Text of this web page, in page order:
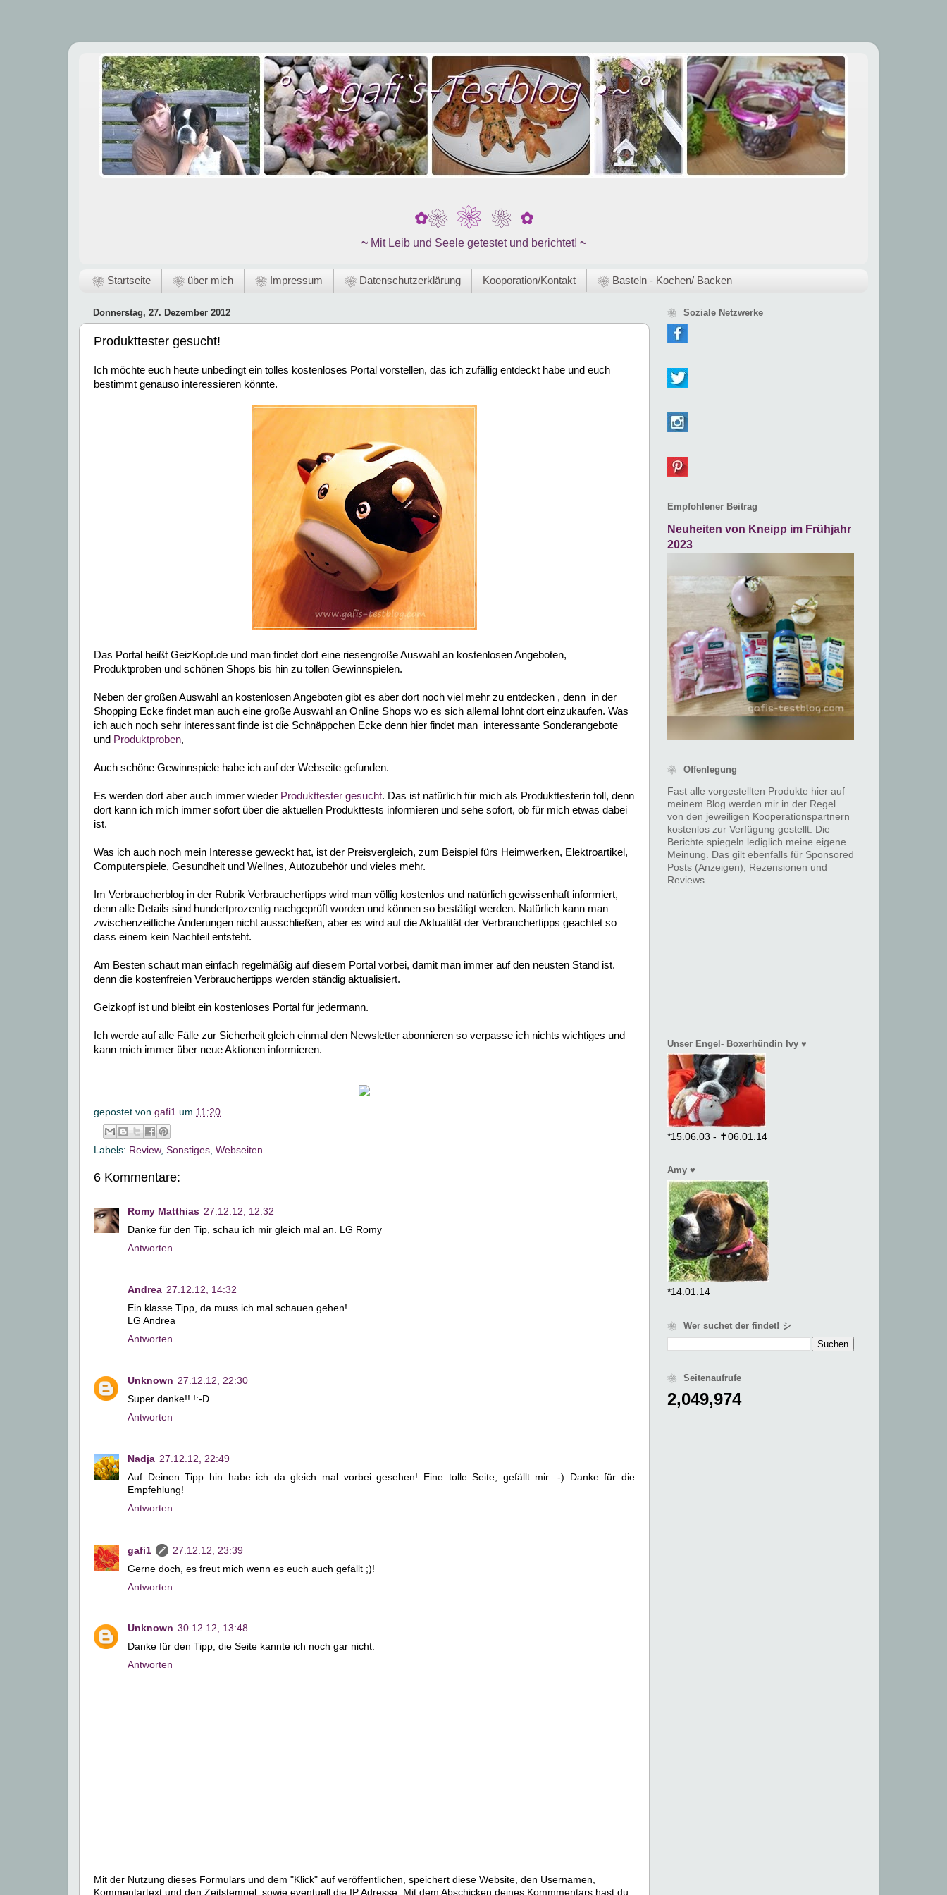
✿❀ ❀ ❀ ✿
~ Mit Leib und Seele getestet und berichtet! ~
❀ Startseite ❀ über mich ❀ Impressum ❀ Datenschutzerklärung Kooporation/Kontakt ❀ Basteln - Kochen/ Backen
Donnerstag, 27. Dezember 2012
Produkttester gesucht!
Ich möchte euch heute unbedingt ein tolles kostenloses Portal vorstellen, das ich zufällig entdeckt habe und euch
bestimmt genauso interessieren könnte.
Das Portal heißt GeizKopf.de und man findet dort eine riesengroße Auswahl an kostenlosen Angeboten,
Produktproben und schönen Shops bis hin zu tollen Gewinnspielen.
Neben der großen Auswahl an kostenlosen Angeboten gibt es aber dort noch viel mehr zu entdecken , denn in der
Shopping Ecke findet man auch eine große Auswahl an Online Shops wo es sich allemal lohnt dort einzukaufen. Was
ich auch noch sehr interessant finde ist die Schnäppchen Ecke denn hier findet man interessante Sonderangebote
und Produktproben,
Auch schöne Gewinnspiele habe ich auf der Webseite gefunden.
Es werden dort aber auch immer wieder Produkttester gesucht. Das ist natürlich für mich als Produkttesterin toll, denn
dort kann ich mich immer sofort über die aktuellen Produkttests informieren und sehe sofort, ob für mich etwas dabei
ist.
Was ich auch noch mein Interesse geweckt hat, ist der Preisvergleich, zum Beispiel fürs Heimwerken, Elektroartikel,
Computerspiele, Gesundheit und Wellnes, Autozubehör und vieles mehr.
Im Verbraucherblog in der Rubrik Verbrauchertipps wird man völlig kostenlos und natürlich gewissenhaft informiert,
denn alle Details sind hundertprozentig nachgeprüft worden und können so bestätigt werden. Natürlich kann man
zwischenzeitliche Änderungen nicht ausschließen, aber es wird auf die Aktualität der Verbrauchertipps geachtet so
dass einem kein Nachteil entsteht.
Am Besten schaut man einfach regelmäßig auf diesem Portal vorbei, damit man immer auf den neusten Stand ist.
denn die kostenfreien Verbrauchertipps werden ständig aktualisiert.
Geizkopf ist und bleibt ein kostenloses Portal für jedermann.
Ich werde auf alle Fälle zur Sicherheit gleich einmal den Newsletter abonnieren so verpasse ich nichts wichtiges und
kann mich immer über neue Aktionen informieren.
gepostet von gafi1 um 11:20
Labels: Review, Sonstiges Webseiten
6 Kommentare:
Romy Matthias 27.12.12, 12:32
Danke für den Tip, schau ich mir gleich mal an. LG Romy
Antworten
Andrea 27.12.12, 14:32
Ein klasse Tipp, da muss ich mal schauen gehen!
LG Andrea
Antworten
Unknown 27.12.12, 22:30
Super danke!! !:-D
Antworten
Nadja 27.12.12, 22:49
Auf Deinen Tipp hin habe ich da gleich mal vorbei gesehen! Eine tolle Seite, gefällt mir :-) Danke für die
Empfehlung!
Antworten
gafi1
27.12.12, 23:39
Gerne doch, es freut mich wenn es euch auch gefällt ;)!
Antworten
Unknown 30.12.12, 13:48
Danke für den Tipp, die Seite kannte ich noch gar nicht.
Antworten
Mit der Nutzung dieses Formulars und dem "Klick" auf veröffentlichen, speichert diese Website, den Usernamen,
Kommentartext und den Zeitstempel, sowie eventuell die IP Adresse. Mit dem Abschicken deines Kommmentars hast du
❀ Soziale Netzwerke
Empfohlener Beitrag
Neuheiten von Kneipp im Frühjahr
2023
❀ Offenlegung
Fast alle vorgestellten Produkte hier auf
meinem Blog werden mir in der Regel
von den jeweiligen Kooperationspartnern
kostenlos zur Verfügung gestellt. Die
Berichte spiegeln lediglich meine eigene
Meinung. Das gilt ebenfalls für Sponsored
Posts (Anzeigen), Rezensionen und
Reviews.
Unser Engel- Boxerhündin Ivy ♥
*15.06.03 - ✝06.01.14
Amy ♥
*14.01.14
❀ Wer suchet der findet! シ
❀ Seitenaufrufe
2,049,974